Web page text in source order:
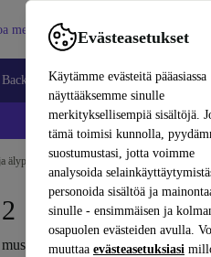
Evästeasetukset
Käytämme evästeitä pääasiassa
näyttääksemme sinulle
merkityksellisempiä sisältöjä.
tämä toimisi kunnolla,
suostumustasi, jotta voimme
analysoida
personoida sisältöä ja
sinulle - ensimmäisen ja
osapuolen evästeiden avulla.
muuttaa evästeasetuksiasi
meistä Myy Apua
to school Matkapuhelimet ja
📱
älypuhelimet Huawei-puhelimet